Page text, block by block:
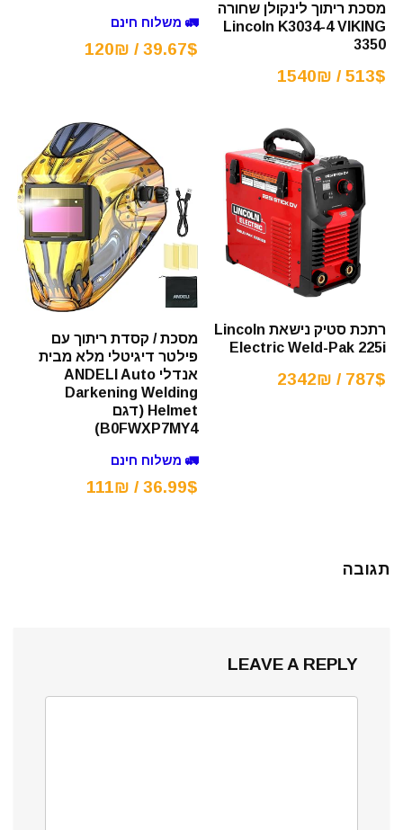
מסכת ריתוך לינקולן שחורה
Lincoln K3034-4 VIKING
3350
513$ / 1540₪
🚛 משלוח חינם
39.67$ / 120₪
רתכת סטיק נישאת Lincoln
Electric Weld-Pak 225i
787$ / 2342₪
מסכת / קסדת ריתוך עם
פילטר דיגיטלי מלא מבית
אנדלי ANDELI Auto
Darkening Welding
Helmet (דגם
B0FWXP7MY4)
🚛 משלוח חינם
36.99$ / 111₪
תגובה
LEAVE A REPLY